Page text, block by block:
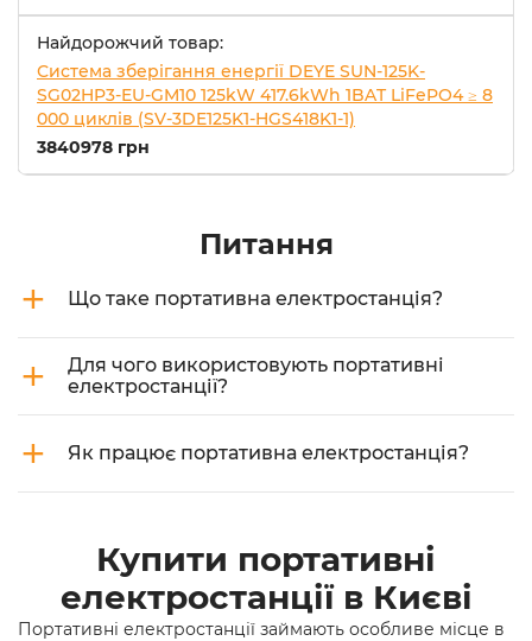
Найдорожчий товар:
Система зберігання енергії DEYE SUN-125K-
SG02HP3-EU-GM10 125kW 417.6kWh 1BAT LiFePO4 ≥ 8
000 циклів (SV-3DE125K1-HGS418K1-1)
3840978 грн
Питання
+ Що таке портативна електростанція?
+
Для чого використовують портативні
електростанції?
+ Як працює портативна електростанція?
Купити портативні
електростанції в Києві
Портативні електростанції займають особливе місце в